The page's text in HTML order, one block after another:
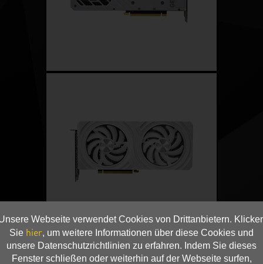
Webseite verwendet Cookies von Drittanbietern.
Sie hier, um weitere Informationen über diese Cookies und
unsere Datenschutzrichtlinien zu erfahren. Indem Sie dieses
Fenster schließen oder weiterhin auf der Webseite surfen,